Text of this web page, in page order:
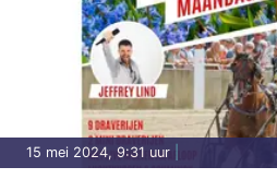
15 mei 2024, 9:31 uur